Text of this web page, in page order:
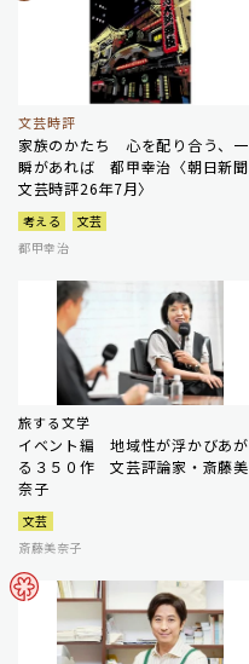
文芸時評
家族のかたち 心を配り合う、一
瞬があれば 都甲幸治〈朝日新聞
文芸時評26年7月〉
考える
文芸
都甲幸治
旅する文学
イベント編 地域性が浮かびあが
る３５０作 文芸評論家・斎藤美
奈子
文芸
斎藤美奈子